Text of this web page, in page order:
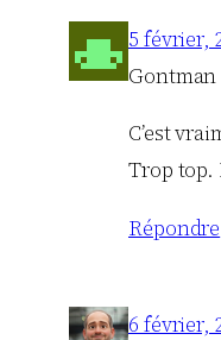
5 février,
Gontman
C’est
Trop top.
Répondre
6 février,